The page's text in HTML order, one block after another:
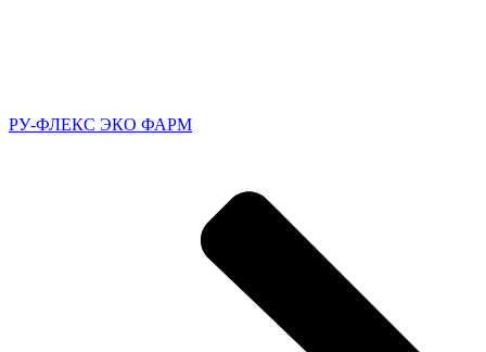
РУ-ФЛЕКС ЭКО ФАРМ